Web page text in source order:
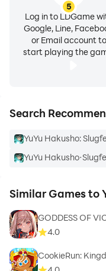
5
Log in to LDGame
Google, Line,
or Email account to
start playing the
Search
YuYu Hakusho:
YuYu
Similar Games to
GODDESS OF
4.0
CookieRun: